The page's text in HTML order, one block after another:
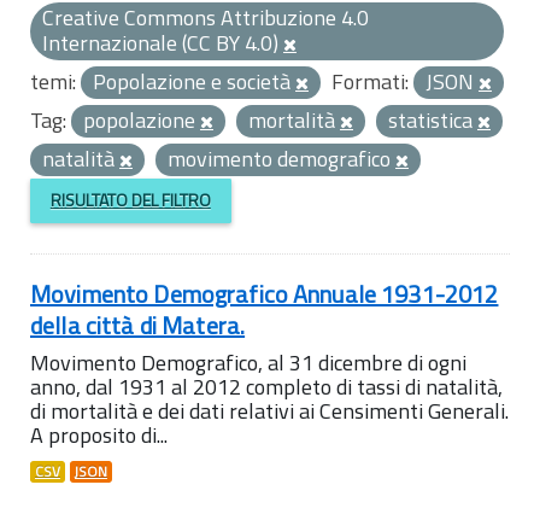
Creative Commons Attribuzione 4.0
Internazionale (CC BY 4.0)
temi: Popolazione e società Formati: JSON
Tag: popolazione mortalità
statistica
natalità
movimento demografico
RISULTATO DEL FILTRO
Movimento Demografico Annuale 1931-2012
della città di Matera.
Movimento Demografico, al 31 dicembre di ogni
anno, dal 1931 al 2012 completo di tassi di natalità,
di mortalità e dei dati relativi ai Censimenti Generali.
A proposito di...
CSV JSON